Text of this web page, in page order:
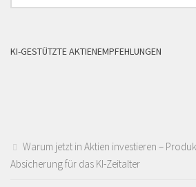
KI-GESTÜTZTE AKTIENEMPFEHLUNGEN
Warum jetzt in Aktien investieren –
Absicherung für das KI-Zeitalter